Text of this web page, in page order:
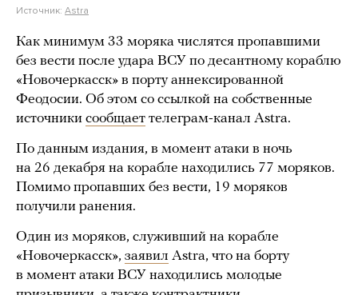
Источник: Astra
Как минимум 33 моряка числятся пропавшими
без вести после удара ВСУ по десантному кораблю
«Новочеркасск» в порту аннексированной
Феодосии. Об этом со ссылкой на собственные
источники сообщает телеграм-канал Astra.
По данным издания, в момент атаки в ночь
на 26 декабря на корабле находились 77 моряков.
Помимо пропавших без вести, 19 моряков
получили ранения.
Один из моряков, служивший на корабле
«Новочеркасск», заявил Astra, что на борту
в момент атаки ВСУ находились молодые